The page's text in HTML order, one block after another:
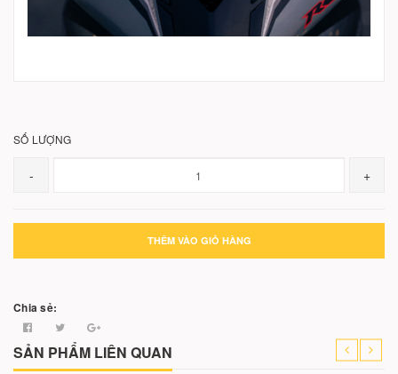
SỐ LƯỢNG
- +
THÊM VÀO GIỎ HÀNG
Chia sẻ:
SẢN PHẨM LIÊN QUAN